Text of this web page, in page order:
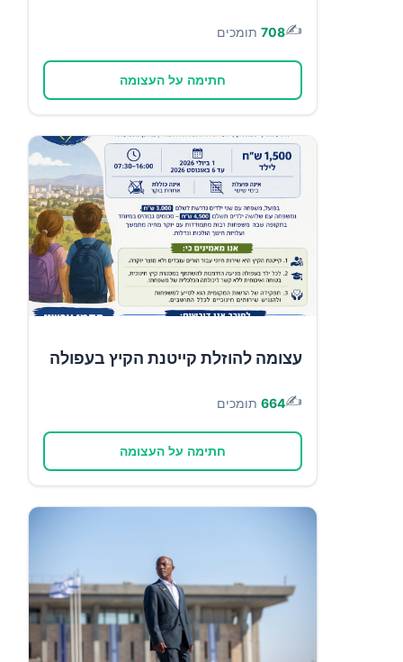
✍️
708 תומכים
חתימה על העצומה
עצומה להוזלת קייטנת הקיץ בעפולה
✍️
664 תומכים
חתימה על העצומה